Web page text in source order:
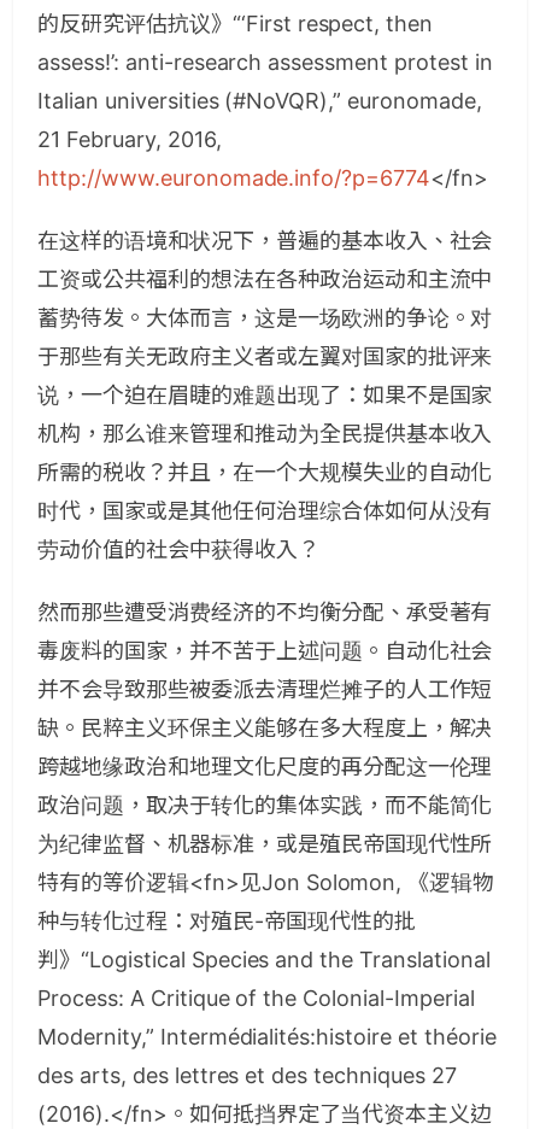
的反研究评估抗议》“‘First respect, then
assess!’: anti-research assessment protest in
Italian universities (#NoVQR),” euronomade,
21 February, 2016,
http://www.euronomade.info/?p=6774</fn>
在这样的语境和状况下，普遍的基本收入、社会
工资或公共福利的想法在各种政治运动和主流中
蓄势待发。大体而言，这是一场欧洲的争论。对
于那些有关无政府主义者或左翼对国家的批评来
说，一个迫在眉睫的难题出现了：如果不是国家
机构，那么谁来管理和推动为全民提供基本收入
所需的税收？并且，在一个大规模失业的自动化
时代，国家或是其他任何治理综合体如何从没有
劳动价值的社会中获得收入？
然而那些遭受消费经济的不均衡分配、承受著有
毒废料的国家，并不苦于上述问题。自动化社会
并不会导致那些被委派去清理烂摊子的人工作短
缺。民粹主义环保主义能够在多大程度上，解决
跨越地缘政治和地理文化尺度的再分配这一伦理
政治问题，取决于转化的集体实践，而不能简化
为纪律监督、机器标准，或是殖民帝国现代性所
特有的等价逻辑<fn>见Jon Solomon, 《逻辑物
种与转化过程：对殖民-帝国现代性的批
判》“Logistical Species and the Translational
Process: A Critique of the Colonial-Imperial
Modernity,” Intermédialités:histoire et théorie
des arts, des lettres et des techniques 27
(2016).</fn>。如何抵挡界定了当代资本主义边